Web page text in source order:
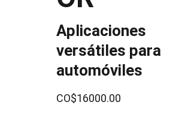
Aplicaciones
versátiles para
automóviles
CO$16000.00